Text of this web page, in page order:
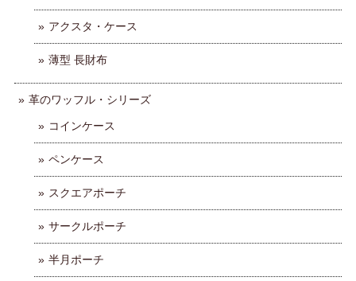
アクスタ・ケース
薄型 長財布
革のワッフル・シリーズ
コインケース
ペンケース
スクエアポーチ
サークルポーチ
半月ポーチ